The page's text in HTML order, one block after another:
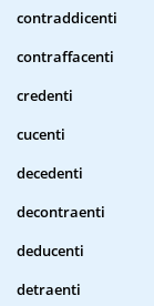
contraddicenti
contraffacenti
credenti
cucenti
decedenti
decontraenti
deducenti
detraenti